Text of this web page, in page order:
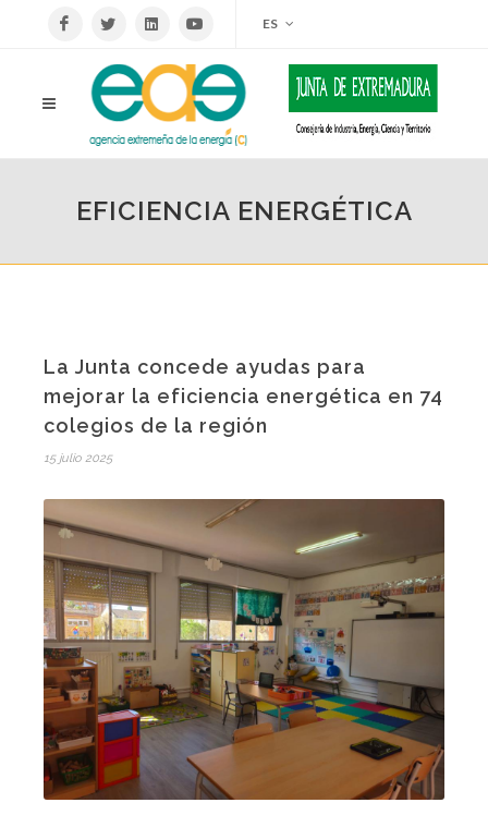
ES
EFICIENCIA ENERGÉTICA
La Junta concede ayudas para
mejorar la eficiencia energética en 74
colegios de la región
15 julio 2025